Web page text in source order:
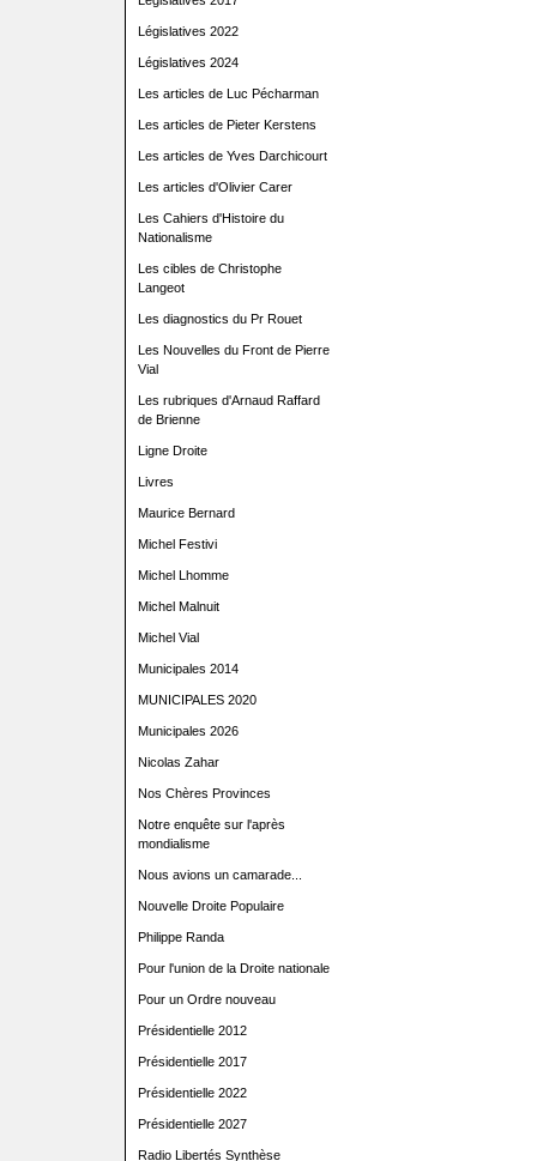
Législatives 2022
Législatives 2024
Les articles de Luc Pécharman
Les articles de Pieter Kerstens
Les articles de Yves Darchicourt
Les articles d'Olivier Carer
Les Cahiers d'Histoire du
Nationalisme
Les cibles de Christophe
Langeot
Les diagnostics du Pr Rouet
Les Nouvelles du Front de Pierre
Vial
Les rubriques d'Arnaud Raffard
de Brienne
Ligne Droite
Livres
Maurice Bernard
Michel Festivi
Michel Lhomme
Michel Malnuit
Michel Vial
Municipales 2014
MUNICIPALES 2020
Municipales 2026
Nicolas Zahar
Nos Chères Provinces
Notre enquête sur l'après
mondialisme
Nous avions un camarade...
Nouvelle Droite Populaire
Philippe Randa
Pour l'union de la Droite nationale
Pour un Ordre nouveau
Présidentielle 2012
Présidentielle 2017
Présidentielle 2022
Présidentielle 2027
Radio Libertés Synthèse